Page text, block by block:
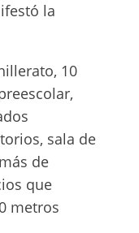
la
10
sala de
de
que
metros